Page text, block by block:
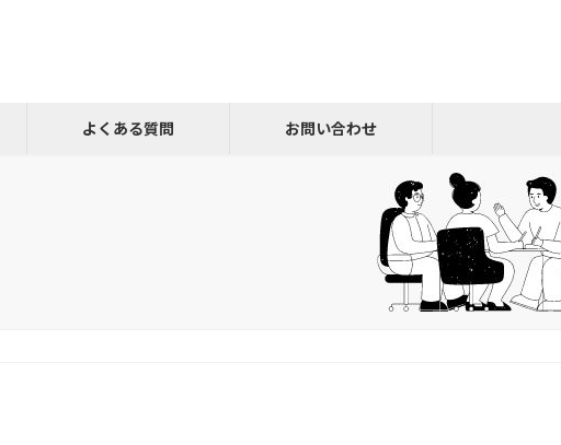
よくある質問 お問い合わせ